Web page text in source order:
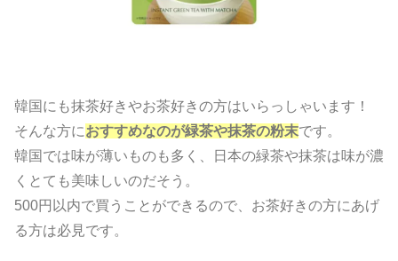
韓国にも抹茶好きやお茶好きの方はいらっしゃいます！
そんな方におすすめなのが緑茶や抹茶の粉末です。
韓国では味が薄いものも多く、日本の緑茶や抹茶は味が濃
くとても美味しいのだそう。
500円以内で買うことができるので、お茶好きの方にあげ
る方は必見です。